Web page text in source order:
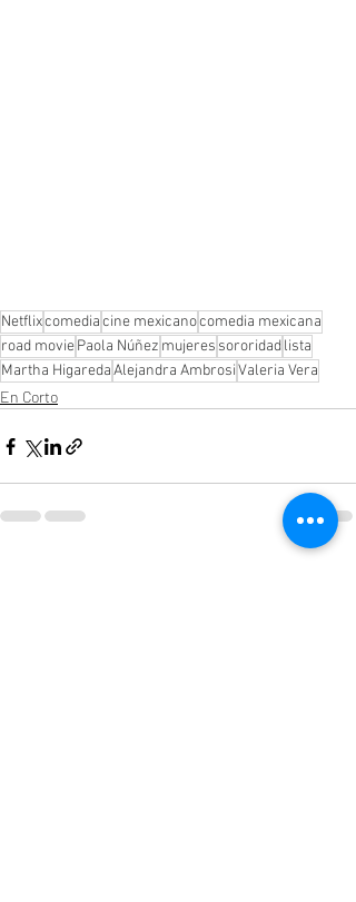
Netflixcomediacine mexicanocomedia mexicana
road moviePaola Núñez mujeres sororidadlista
Martha HigaredaAlejandra AmbrosiValeria Vera
En Corto